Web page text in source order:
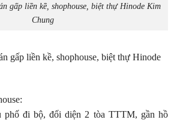
gấp liền kề, shophouse, biệt thự Hinode Kim
Chung
gấp liền kề, shophouse, biệt thự Hinode
phố đi bộ, đối diện 2 tòa TTTM, gần hồ